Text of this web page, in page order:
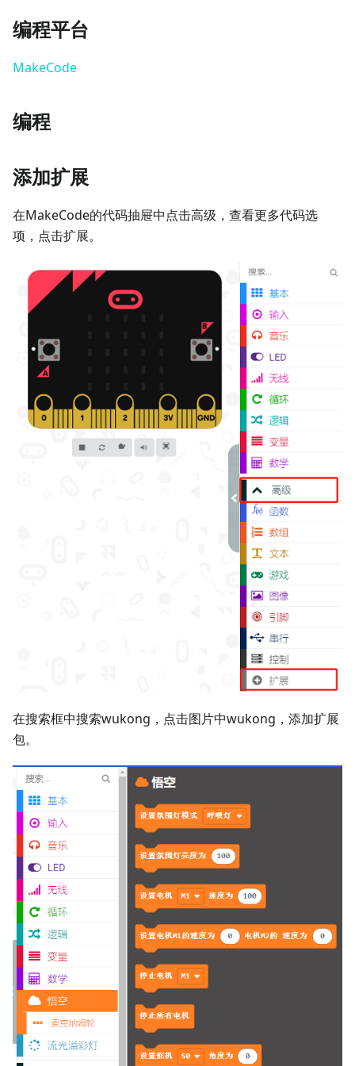
编程平台
MakeCode
编程
添加扩展
在MakeCode的代码抽屉中点击高级，查看更多代码选
项，点击扩展。
在搜索框中搜索wukong，点击图片中wukong，添加扩展
包。